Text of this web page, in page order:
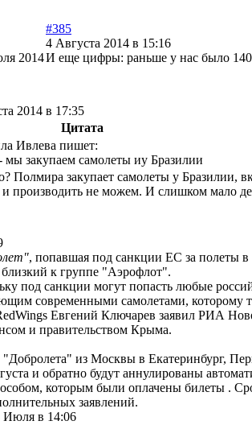
2014
#385
4 Августа 2014 в 15:16
И еще цифры: раньше у нас было
2014 в 17:35
Цитата
Ивлева пишет:
закупаем самолеты иу Бразилии
Полмира закупает самолеты у Бразилии,
производить не можем. И слишком мало
, попавшая под санкции ЕС за полеты в
к группе "Аэрофлот".
под санкции могут попасть любые
современными самолетами, которому
Евгений Ключарев заявил РИА
и правительством Крыма.
из Москвы в Екатеринбург,
и обратно будут аннулированы
которым были оплачены билеты .
заявлений.
Июля в 14:06